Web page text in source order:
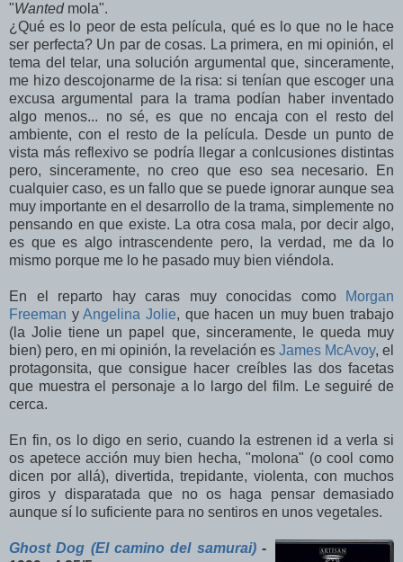
"Wantedmola".
¿Qué es lo peor de esta película, qué es lo que no le hace
ser perfecta? Un par de cosas. La primera, en mi opinión, el
tema del telar, una solución argumental que, sinceramente,
me hizo descojonarme de la risa: si tenían que escoger una
excusa argumental para la trama podían haber inventado
algo menos... no sé, es que no encaja con el resto del
ambiente, con el resto de la película. Desde un punto de
vista más reflexivo se podría llegar a conlcusiones distintas
pero, sinceramente, no creo que eso sea necesario. En
cualquier caso, es un fallo que se puede ignorar aunque sea
muy importante en el desarrollo de la trama, simplemente no
pensando en que existe. La otra cosa mala, por decir algo,
es que es algo intrascendente pero, la verdad, me da lo
mismo porque me lo he pasado muy bien viéndola.
En el reparto hay caras muy conocidas como
Morgan
Freeman yAngelina Jolie, que hacen un muy buen trabajo
(la Jolie tiene un papel que, sinceramente, le queda muy
bien) pero, en mi opinión, la revelación es James McAvoy, el
protagonsita, que consigue hacer creíbles las dos facetas
que muestra el personaje a lo largo del film. Le seguiré de
cerca.
En fin, os lo digo en serio, cuando la estrenen id a verla si
os apetece acción muy bien hecha, "molona" (o cool como
dicen por allá), divertida, trepidante, violenta, con muchos
giros y disparatada que no os haga pensar demasiado
aunque sí lo suficiente para no sentiros en unos vegetales.
Ghost Dog (El camino del samurai)-